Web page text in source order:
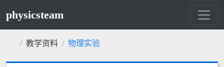
physicsteam
教学资料 物理实验